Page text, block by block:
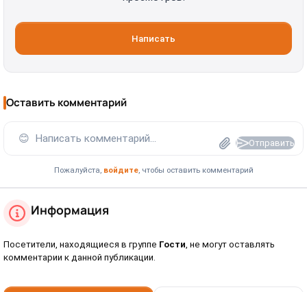
Написать
Оставить комментарий
😊 Написать комментарий... Отправить
Пожалуйста, войдите, чтобы оставить комментарий
Информация
Посетители, находящиеся в группе Гости, не могут оставлять
комментарии к данной публикации.